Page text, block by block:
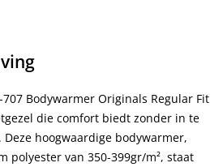
707 Bodywarmer Originals Regular Fit
die comfort biedt zonder in te
hoogwaardige bodywarmer,
polyester van 350-399gr/m², staat